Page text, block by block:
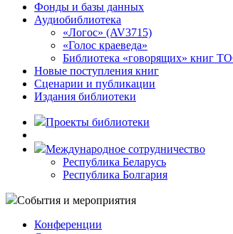
Фонды и базы данных
Аудиобиблиотека
«Логос» (AV3715)
«Голос краеведа»
Библиотека «говорящих» книг
Новые поступления книг
Сценарии и публикации
Издания библиотеки
Проекты библиотеки
Международное сотрудничество
Республика Беларусь
Республика Болгария
События и мероприятия
Конференции